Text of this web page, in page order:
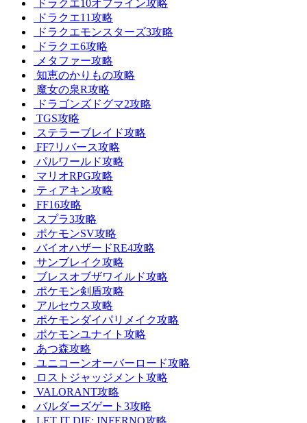
ドラクエ10オフライン攻略
ドラクエ11攻略
ドラクエモンスターズ3攻略
ドラクエ6攻略
メタファー攻略
知恵のかりもの攻略
魔女の泉R攻略
ドラゴンズドグマ2攻略
TGS攻略
ステラーブレイド攻略
FF7リバース攻略
パルワールド攻略
マリオRPG攻略
ティアキン攻略
FF16攻略
スプラ3攻略
ポケモンSV攻略
バイオハザードRE4攻略
サンブレイク攻略
ブレスオブザワイルド攻略
ポケモン剣盾攻略
アルセウス攻略
ポケモンダイパリメイク攻略
ポケモンユナイト攻略
あつ森攻略
ユニコーンオーバーロード攻略
ロストジャッジメント攻略
VALORANT攻略
バルダーズゲート3攻略
LET IT DIE: INFERNO攻略